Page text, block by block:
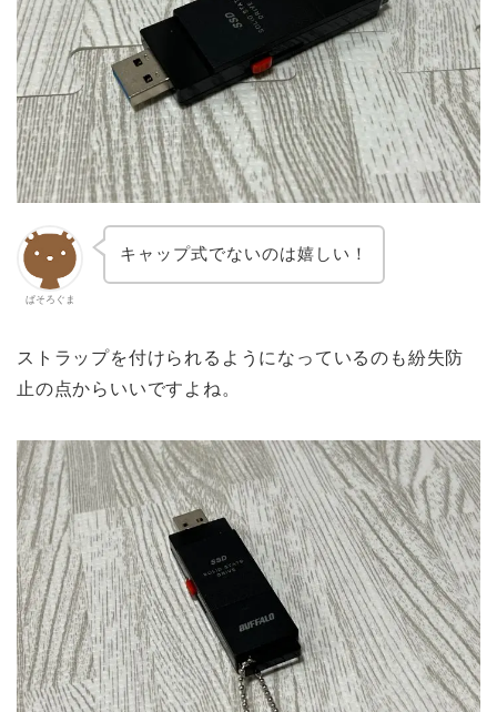
ぱそろぐま
キャップ式でないのは嬉しい！
ストラップを付けられるようになっているのも紛失防
止の点からいいですよね。